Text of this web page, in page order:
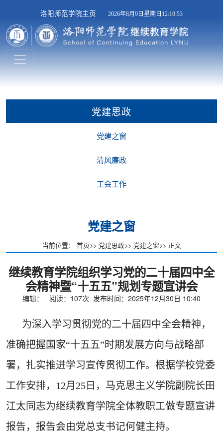
洛阳师范学院主页 2026年8月9日星期日12:10:54
党建思政
党建之窗
清风廉政
工会工作
党建之窗
当前位置： 首页>> 党建思政>> 党建之窗>> 正文
继续教育学院组织学习党的二十届四中全
会精神暨“十五五”规划专题宣讲会
编辑： 阅读： 107次 发布时间：2025年12月30日 10:40
为深入学习贯彻党的二十届四中全会精神，
准确把握国家“十五五”时期发展方向与战略部
署，扎实推进学习宣传贯彻工作。根据学校党委
工作安排，12月25日，马克思主义学院副院长田
江太同志为继续教育学院全体教职工做专题宣讲
报告，报告会由党总支书记何健主持。